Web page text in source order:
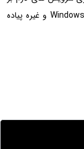
روی هر نوع سيستم عاملی مانند Windows, Linux, Novell و غيره پياده